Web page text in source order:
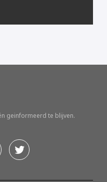
geinformeerd te blijven.